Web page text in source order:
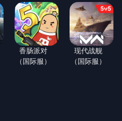
游）
香肠派对
（国际服）
现代战舰
（国际服）